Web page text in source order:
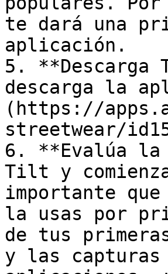
te dará una
aplicación.
5.
descarga la
(https://
streetwear/
6. **Evalúa
Tilt y
importante
la usas por
de tus
y las